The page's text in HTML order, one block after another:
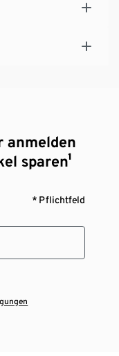
anmelden
sparen¹
* Pflichtfeld